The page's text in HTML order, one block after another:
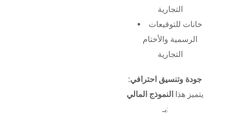
التجارية
خانات للتوقيعات
الرسمية والأختام
التجارية
جودة وتنسيق احترافي:
يتميز هذا
النموذج المالي
بـ: